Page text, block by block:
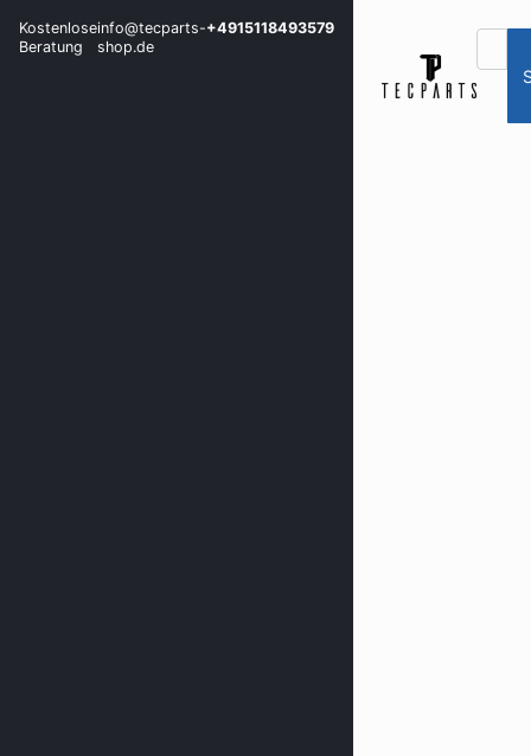
Kostenlose
Beratung
info@tecparts-
shop.de
+4915118493579